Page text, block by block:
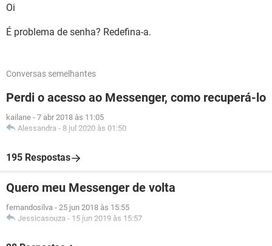
Oi
É problema de senha? Redefina-a.
Conversas semelhantes
Perdi o acesso ao Messenger, como recuperá-lo
kailane - 7 abr 2018 às 11:05
Alessandra - 8 jul 2020 às 01:50
195 Respostas
Quero meu Messenger de volta
fernandosilva - 25 jun 2018 às 15:55
Jessicasouza - 15 jun 2019 às 15:57